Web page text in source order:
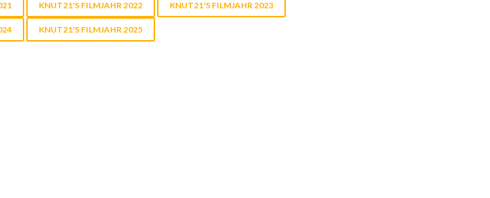
KNUT21'S FILMJAHR 2022 KNUT21'S FILMJAHR 2023
KNUT21'S FILMJAHR 2025